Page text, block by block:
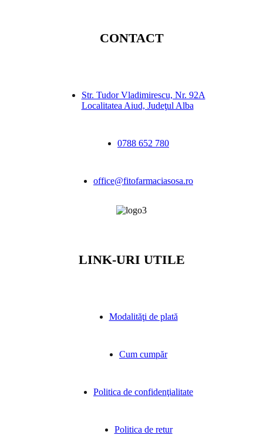
CONTACT
Str. Tudor Vladimirescu, Nr. 92A
Localitatea Aiud, Judeţul Alba
0788 652 780
office@fitofarmaciasosa.ro
LINK-URI UTILE
Modalităţi de plată
Cum cumpăr
Politica de confidenţialitate
Politica de retur